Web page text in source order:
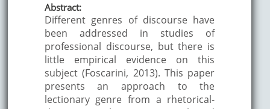
Abstract:
Different genres of discourse have
been addressed in studies of
professional discourse, but there is
little empirical evidence on this
subject (Foscarini, 2013). This paper
presents an approach to the
lectionary genre from a rhetorical-